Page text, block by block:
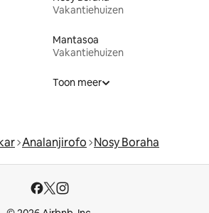
Vakantiehuizen
Mantasoa
Vakantiehuizen
Toon meer
Analanjirofo Nosy Boraha